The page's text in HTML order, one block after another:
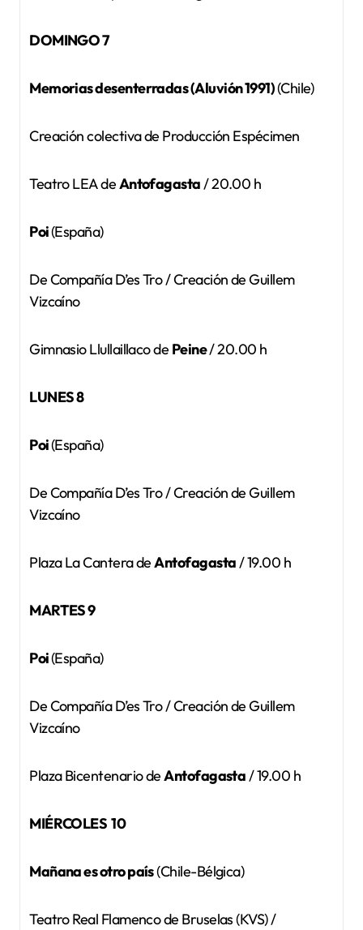
DOMINGO 7
Memorias desenterradas (Aluvión 1991)(Chile)
Creación colectiva de Producción Espécimen
Teatro LEA deAntofagasta/ 20.00 h
Poi(España)
De Compañía D’es Tro / Creación de Guillem
Vizcaíno
Gimnasio Llullaillaco de Peine/ 20.00 h
LUNES 8
Poi(España)
De Compañía D’es Tro / Creación de Guillem
Vizcaíno
Plaza La Cantera deAntofagasta/ 19.00 h
MARTES 9
Poi(España)
De Compañía D’es Tro / Creación de Guillem
Vizcaíno
Plaza Bicentenario deAntofagasta/ 19.00 h
MIÉRCOLES 10
Mañana es otro país(Chile-Bélgica)
Teatro Real Flamenco de Bruselas (KVS) /